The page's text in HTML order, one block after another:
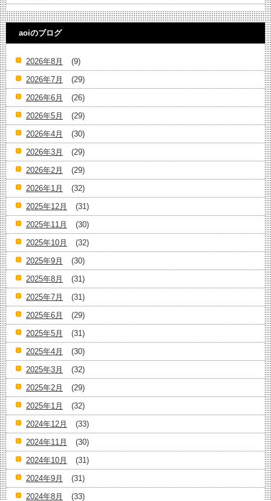
aoiのブログ
2026年8月
(9)
2026年7月
(29)
2026年6月
(26)
2026年5月
(29)
2026年4月
(30)
2026年3月
(29)
2026年2月
(29)
2026年1月
(32)
2025年12月
(31)
2025年11月
(30)
2025年10月
(32)
2025年9月
(30)
2025年8月
(31)
2025年7月
(31)
2025年6月
(29)
2025年5月
(31)
2025年4月
(30)
2025年3月
(32)
2025年2月
(29)
2025年1月
(32)
2024年12月
(33)
2024年11月
(30)
2024年10月
(31)
2024年9月
(31)
2024年8月
(33)